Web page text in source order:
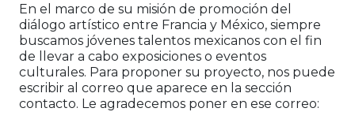
En el marco de su misión de promoción del
diálogo artístico entre Francia y México, siempre
buscamos jóvenes talentos mexicanos con el fin
de llevar a cabo exposiciones o eventos
culturales. Para proponer su proyecto, nos puede
escribir al correo que aparece en la sección
contacto. Le agradecemos poner en ese correo: